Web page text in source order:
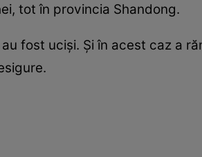
tot în provincia Shandong.
fost uciși. Și în acest caz a